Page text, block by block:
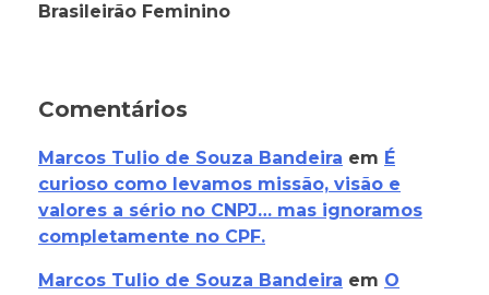
Brasileirão Feminino
Comentários
Marcos Tulio de Souza Bandeira em É
curioso como levamos missão, visão e
valores a sério no CNPJ… mas ignoramos
completamente no CPF.
Marcos Tulio de Souza Bandeira em O